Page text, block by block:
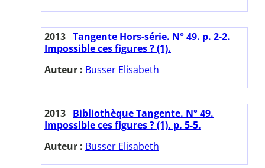
2013 Tangente Hors-série. N° 49. p. 2-2.
Impossible ces figures ? (1).
Auteur : Busser Elisabeth
2013 Bibliothèque Tangente. N° 49.
Impossible ces figures ? (1). p. 5-5.
Auteur : Busser Elisabeth